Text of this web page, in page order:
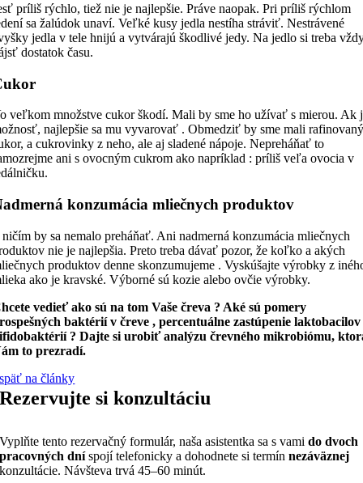
príliš rýchlo, tiež nie je najlepšie. Práve naopak. Pri príliš rýchlom
sa žalúdok unaví. Veľké kusy jedla nestíha stráviť. Nestrávené
jedla v tele hnijú a vytvárajú škodlivé jedy. Na jedlo si treba
dostatok času.
veľkom množstve cukor škodí. Mali by sme ho užívať s mierou. Ak
najlepšie sa mu vyvarovať . Obmedziť by sme mali
a cukrovinky z neho, ale aj sladené nápoje. Nepreháňať to
ani s ovocným cukrom ako napríklad : príliš veľa ovocia v
konzumácia mliečnych produktov
ničím by sa nemalo preháňať. Ani nadmerná konzumácia mliečnych
nie je najlepšia. Preto treba dávať pozor, že koľko a akých
produktov denne skonzumujeme . Vyskúšajte výrobky z
ako je kravské. Výborné sú kozie alebo ovčie výrobky.
vedieť ako sú na tom Vaše čreva ? Aké sú pomery
baktérií v čreve , percentuálne zastúpenie laktobacilov
? Dajte si urobiť analýzu črevného mikrobiómu,
to prezradí.
späť na články
Rezervujte si konzultáciu
Vyplňte tento rezervačný formulár, naša asistentka sa s vamido dvoch
pracovných dníspojí telefonicky a dohodnete si termínnezáväznej
konzultácie. Návšteva trvá 45–60 minút.